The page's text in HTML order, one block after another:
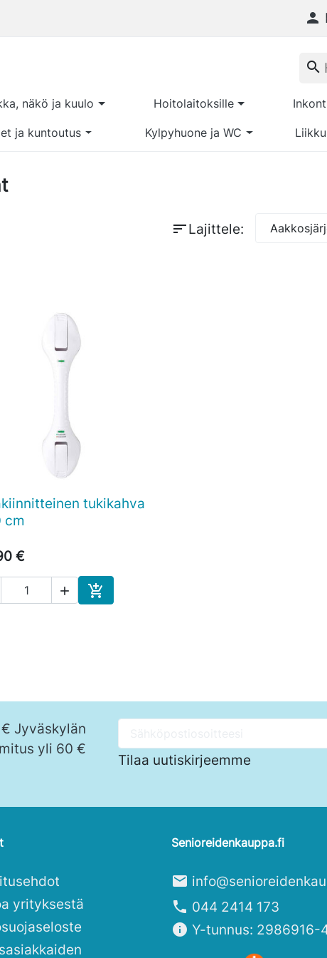

näkö ja kuulo Hoitolaitoksille
ja kuntoutus Kylpyhuone ja WC
search
sortLajittele:
 Pikakatselutukikahva
cm
€
 
Ostoskoriin
Jyväskylän
yli 60 €
Tilaa uutiskirjeemme
yrityksestä
Senioreidenkauppa.fi
mail
phone 044 2414 173
info Y-tunnus: 2986916-